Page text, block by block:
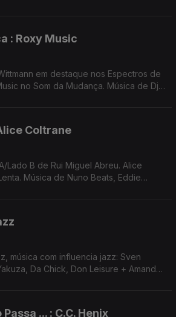
: Roxy Music
em destaque nos Espectros de
no Som da Mudança. Música de Dj
Coltrane
Lado B de Rui Miguel Abreu. Alice
Música de Nuno Beats, Eddie
música com influencia jazz: Sven
Da Chick, Don Leisure + Amanda
... : C.C. Henix